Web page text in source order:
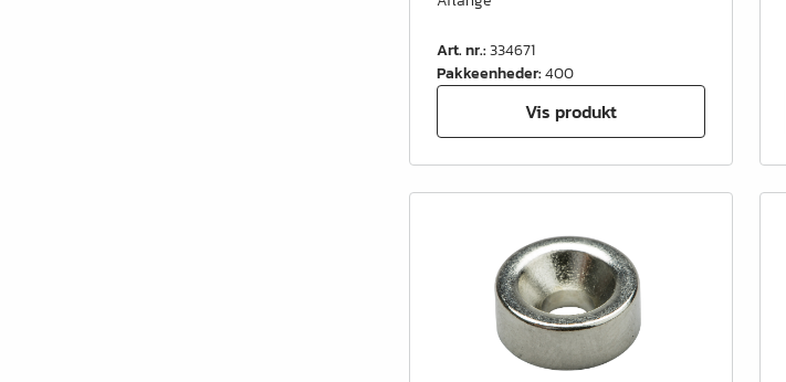
Art. nr.:334671
Pakkeenheder:400
Vis produkt